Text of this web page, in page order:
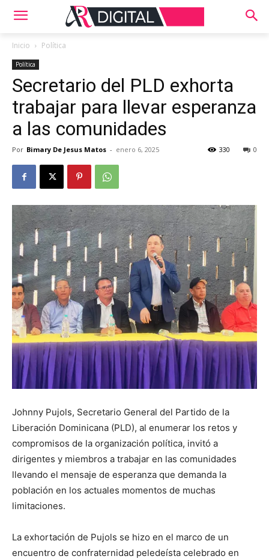
Inicio Política
Política
Secretario del PLD exhorta
trabajar para llevar esperanza
a las comunidades
Por Bimary De Jesus Matos - enero 6, 2025 0
330
Johnny Pujols, Secretario General del Partido de la
Liberación Dominicana (PLD), al enumerar los retos y
compromisos de la organización política, invitó a
dirigentes y miembros a trabajar en las comunidades
llevando el mensaje de esperanza que demanda la
población en los actuales momentos de muchas
limitaciones.
La exhortación de Pujols se hizo en el marco de un
encuentro de confraternidad peledeísta celebrado en